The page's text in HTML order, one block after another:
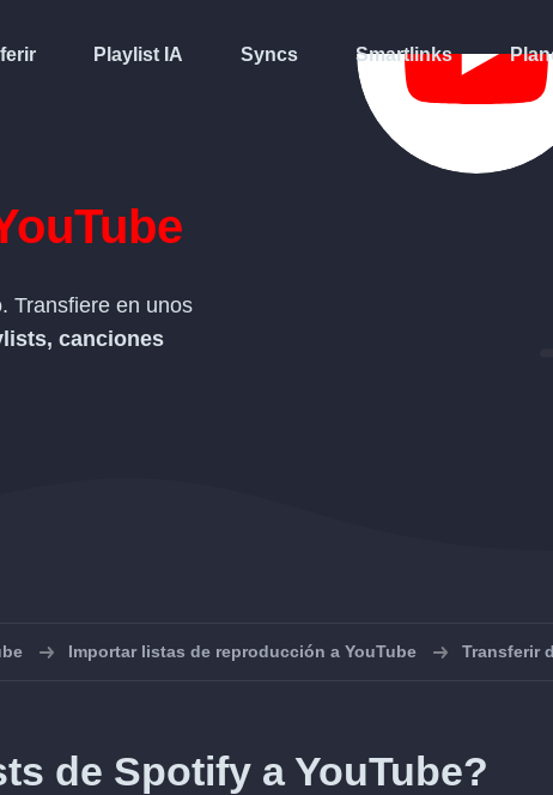
Playlist IA Syncs Smartlinks
Transfiere en unos
canciones
Importar listas de reproducción a YouTube Transferir
de Spotify a YouTube?